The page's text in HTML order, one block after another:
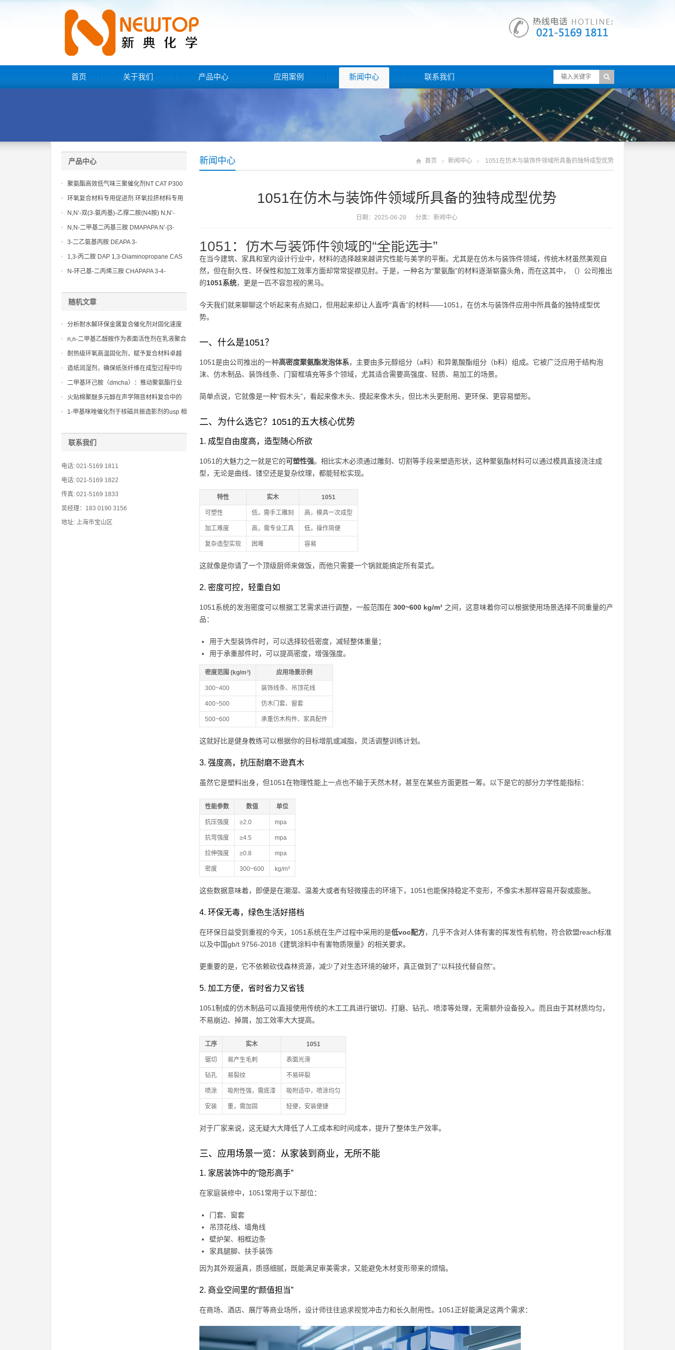
首页 关于我们 产品中心 应用案例 新闻中心 联系我们
新闻中心 首页 新闻中心 1051在仿木与装饰件领域所具备的独特成型优势
1051在仿木与装饰件领域所具备的独特成型优势
日期：2025-06-28 分类： 新闻中心
1051：仿木与装饰件领域的“全能选手”
在当今建筑、家具和室内设计行业中，材料的选择越来越讲究性能与美学的平衡。尤其是在仿木与装饰件领域，传统木材虽然美观自
然，但在耐久性、环保性和加工效率方面却常常捉襟见肘。于是，一种名为“聚氨酯”的材料逐渐崭露头角，而在这其中，（）公司推出
的1051系统，更是一匹不容忽视的黑马。
今天我们就来聊聊这个听起来有点拗口，但用起来却让人直呼“真香”的材料——1051，在仿木与装饰件应用中所具备的独特成型优
势。
一、什么是1051？
1051是由公司推出的一种高密度聚氨酯发泡体系，主要由多元醇组分（a料）和异氰酸酯组分（b料）组成。它被广泛应用于结构泡
沫、仿木制品、装饰线条、门窗框填充等多个领域，尤其适合需要高强度、轻质、易加工的场景。
简单点说，它就像是一种“假木头”，看起来像木头、摸起来像木头，但比木头更耐用、更环保、更容易塑形。
二、为什么选它？1051的五大核心优势
1. 成型自由度高，造型随心所欲
1051的大魅力之一就是它的可塑性强。相比实木必须通过雕刻、切割等手段来塑造形状，这种聚氨酯材料可以通过模具直接浇注成
型，无论是曲线、镂空还是复杂纹理，都能轻松实现。
特性 实木 1051
可塑性 低，需手工雕刻 高，模具一次成型
加工难度 高，需专业工具 低，操作简便
复杂造型实现 困难 容易
这就像是你请了一个顶级厨师来做饭，而他只需要一个锅就能搞定所有菜式。
2. 密度可控，轻重自如
1051系统的发泡密度可以根据工艺需求进行调整，一般范围在 300~600 kg/m³ 之间，这意味着你可以根据使用场景选择不同重量的产
品：
用于大型装饰件时，可以选择较低密度，减轻整体重量；
用于承重部件时，可以提高密度，增强强度。
密度范围 (kg/m³) 应用场景示例
300~400 装饰线条、吊顶花线
400~500 仿木门套、窗套
500~600 承重仿木构件、家具配件
这就好比是健身教练可以根据你的目标增肌或减脂，灵活调整训练计划。
3. 强度高，抗压耐磨不逊真木
虽然它是塑料出身，但1051在物理性能上一点也不输于天然木材，甚至在某些方面更胜一筹。以下是它的部分力学性能指标：
性能参数 数值 单位
抗压强度 ≥2.0 mpa
抗弯强度 ≥4.5 mpa
拉伸强度 ≥0.8 mpa
密度 300~600 kg/m³
这些数据意味着，即便是在潮湿、温差大或者有轻微撞击的环境下，1051也能保持稳定不变形，不像实木那样容易开裂或膨胀。
4. 环保无毒，绿色生活好搭档
在环保日益受到重视的今天，1051系统在生产过程中采用的是低voc配方，几乎不含对人体有害的挥发性有机物，符合欧盟reach标准
以及中国gb/t 9756-2018《建筑涂料中有害物质限量》的相关要求。
更重要的是，它不依赖砍伐森林资源，减少了对生态环境的破坏，真正做到了“以科技代替自然”。
5. 加工方便，省时省力又省钱
1051制成的仿木制品可以直接使用传统的木工工具进行锯切、打磨、钻孔、喷漆等处理，无需额外设备投入。而且由于其材质均匀，
不易崩边、掉屑，加工效率大大提高。
工序 实木 1051
锯切 易产生毛刺 表面光滑
钻孔 易裂纹 不易碎裂
喷涂 吸附性强，需底漆 吸附适中，喷涂均匀
安装 重，需加固 轻便，安装便捷
对于厂家来说，这无疑大大降低了人工成本和时间成本，提升了整体生产效率。
三、应用场景一览：从家装到商业，无所不能
1. 家居装饰中的“隐形高手”
在家庭装修中，1051常用于以下部位：
门套、窗套
吊顶花线、墙角线
壁炉架、相框边条
家具腿脚、扶手装饰
因为其外观逼真，质感细腻，既能满足审美需求，又能避免木材变形带来的烦恼。
2. 商业空间里的“颜值担当”
在商场、酒店、展厅等商业场所，设计师往往追求视觉冲击力和长久耐用性。1051正好能满足这两个需求：
产品中心
聚氨酯高效低气味三聚催化剂NT CAT P300
环氧复合材料专用促进剂 环氧拉挤材料专用
促进剂 NT EP 120
N,N’-双(3-氨丙基)-乙撑二胺(N4胺) N,N’-
Bis(3-aminopropyl)-ethylenediamine CAS
No10563-26-5
N,N-二甲基二丙基三胺 DMAPAPA N’-[3-
(dimethylamino)propyllpropane-1,3-
diamine CAS No10563-29-8
3-二乙氨基丙胺 DEAPA 3-
(Diethylamino)propylamine CAS No 104-
1,3-丙二胺 DAP 1,3-Diaminopropane CAS
No 109-76-2
N-环己基-二丙烯三胺 CHAPAPA 3-4-
随机文章
分析耐水解环保金属复合催化剂对固化速度
和表干性能的调控
n,n-二甲基乙醇胺作为表面活性剂在乳液聚合
中的应用探索
耐热级环氧高温固化剂，赋予复合材料卓越
的玻璃化转变温度和高温机械强度
造纸润湿剂，确保纸张纤维在成型过程中均
匀分布，提高纸张物理性能
二甲基环己胺（dmcha）：推动聚氨酯行业
向更绿色方向发展的动力
火贴棉聚醚多元醇在声学隔音材料复合中的
应用价值分析
1-甲基咪唑催化剂于核磁共振造影剂的usp 相
联系我们
电话: 021-5169 1811
电话: 021-5169 1822
传真: 021-5169 1833
吴经理：183 0190 3156
地址: 上海市宝山区